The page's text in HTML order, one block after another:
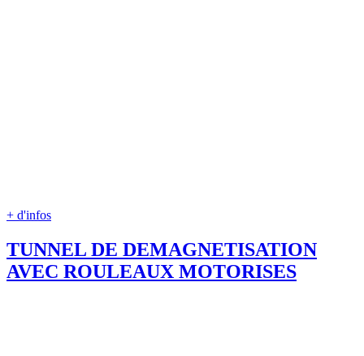
+ d'infos
TUNNEL DE DEMAGNETISATION
AVEC ROULEAUX MOTORISES